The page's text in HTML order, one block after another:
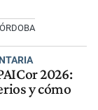
2026:
y cómo